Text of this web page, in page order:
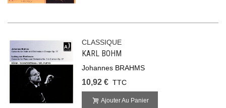
CLASSIQUE
KARL BOHM
Johannes BRAHMS
10,92 € TTC
Ajouter Au Panier